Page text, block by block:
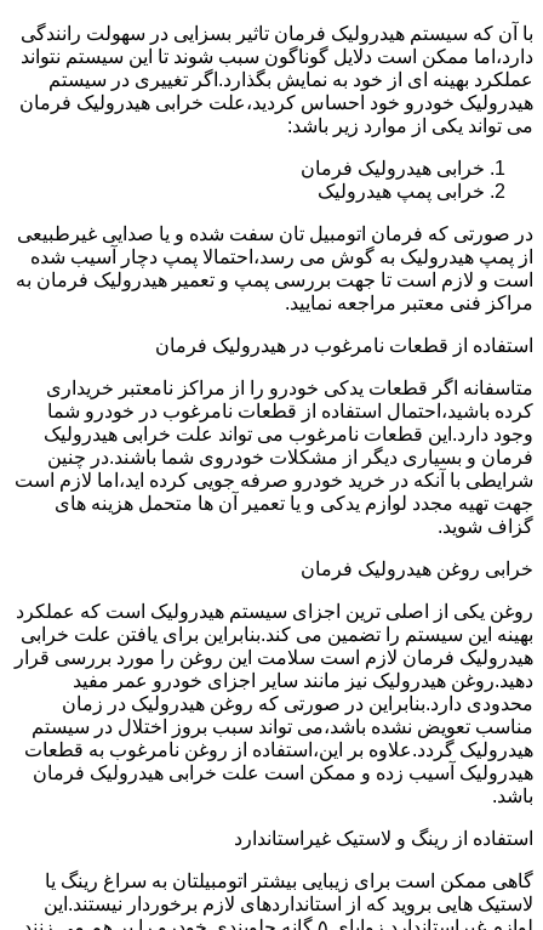
با آن که سیستم هیدرولیک فرمان تاثیر بسزایی در سهولت رانندگی
دارد،اما ممکن است دلایل گوناگون سبب شوند تا این سیستم نتواند
عملکرد بهینه ای از خود به نمایش بگذارد.اگر تغییری در سیستم
هیدرولیک خودرو خود احساس کردید،علت خرابی هیدرولیک فرمان
می تواند یکی از موارد زیر باشد:
خرابی هیدرولیک فرمان
خرابی پمپ هیدرولیک
در صورتی که فرمان اتومبیل تان سفت شده و یا صدایی غیرطبیعی
از پمپ هیدرولیک به گوش می رسد،احتمالا پمپ دچار آسیب شده
است و لازم است تا جهت بررسی پمپ و تعمیر هیدرولیک فرمان به
مراکز فنی معتبر مراجعه نمایید.
استفاده از قطعات نامرغوب در هیدرولیک فرمان
متاسفانه اگر قطعات یدکی خودرو را از مراکز نامعتبر خریداری
کرده باشید،احتمال استفاده از قطعات نامرغوب در خودرو شما
وجود دارد.این قطعات نامرغوب می تواند علت خرابی هیدرولیک
فرمان و بسیاری دیگر از مشکلات خودروی شما باشند.در چنین
شرایطی با آنکه در خرید خودرو صرفه جویی کرده اید،اما لازم است
جهت تهیه مجدد لوازم یدکی و یا تعمیر آن ها متحمل هزینه های
گزاف شوید.
خرابی روغن هیدرولیک فرمان
روغن یکی از اصلی ترین اجزای سیستم هیدرولیک است که عملکرد
بهینه این سیستم را تضمین می کند.بنابراین برای یافتن علت خرابی
هیدرولیک فرمان لازم است سلامت این روغن را مورد بررسی قرار
دهید.روغن هیدرولیک نیز مانند سایر اجزای خودرو عمر مفید
محدودی دارد.بنابراین در صورتی که روغن هیدرولیک در زمان
مناسب تعویض نشده باشد،می تواند سبب بروز اختلال در سیستم
هیدرولیک گردد.علاوه بر این،استفاده از روغن نامرغوب به قطعات
هیدرولیک آسیب زده و ممکن است علت خرابی هیدرولیک فرمان
باشد.
استفاده از رینگ و لاستیک غیراستاندارد
گاهی ممکن است برای زیبایی بیشتر اتومبیلتان به سراغ رینگ یا
لاستیک هایی بروید که از استانداردهای لازم برخوردار نیستند.این